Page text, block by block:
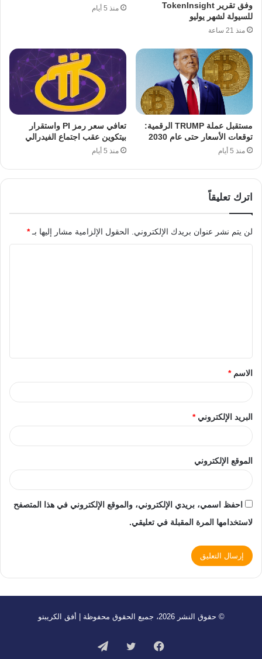
وفق تقرير TokenInsight
للسيولة لشهر يوليو
منذ 21 ساعة
منذ 5 أيام
مستقبل عملة TRUMP الرقمية:
توقعات الأسعار حتى عام 2030
منذ 5 أيام
تعافي سعر رمز PI واستقرار
بيتكوين عقب اجتماع الفيدرالي
منذ 5 أيام
اترك تعليقاً
لن يتم نشر عنوان بريدك الإلكتروني. الحقول الإلزامية مشار إليها بـ*
الاسم*
البريد الإلكتروني*
الموقع الإلكتروني
احفظ اسمي، بريدي الإلكتروني، والموقع الإلكتروني في هذا المتصفح
لاستخدامها المرة المقبلة في تعليقي.
© حقوق النشر 2026، جميع الحقوق محفوظة | أفق الكريبتو
فيسبوك تويتر تيلقرام